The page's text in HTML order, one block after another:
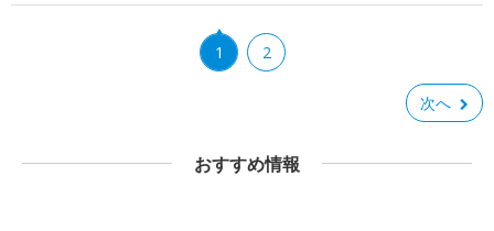
1 2
次へ
おすすめ情報